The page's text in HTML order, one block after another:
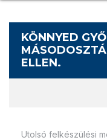
KÖNNYED
ELLEN.
Utolsó felkészülési